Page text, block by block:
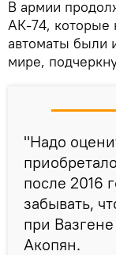
В армии
АК-74, которые
автоматы были
мире,
"Надо
после 2016
забывать,
при
Акопян.